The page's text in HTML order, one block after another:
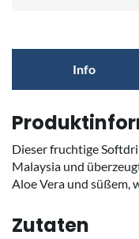
Info
Dieser fruchtige
Malaysia und
Aloe Vera und süßem,
Zutaten